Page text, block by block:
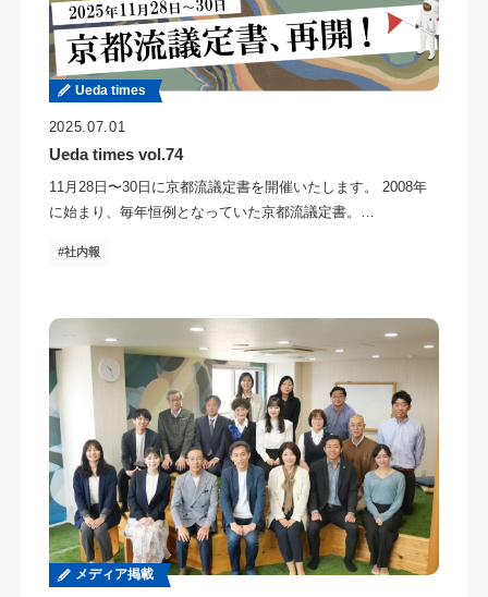
Ueda times
2025.07.01
Ueda times vol.74
11月28日〜30日に京都流議定書を開催いたします。 2008年
に始まり、毎年恒例となっていた京都流議定書。…
社内報
メディア掲載